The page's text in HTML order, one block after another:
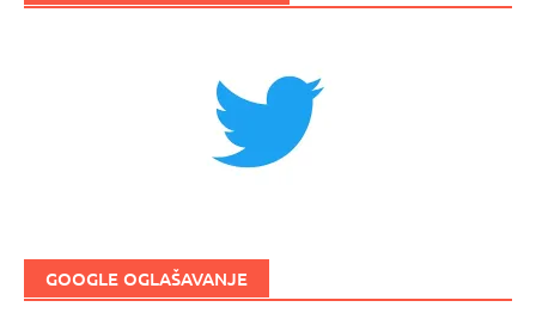
GOOGLE OGLAŠAVANJE